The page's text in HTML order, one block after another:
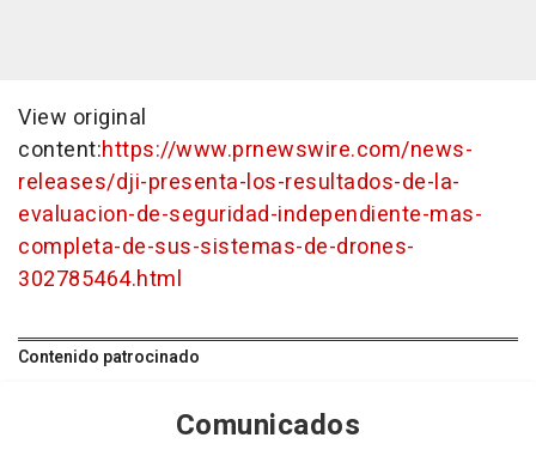
View original
content:https://www.prnewswire.com/news-
releases/dji-presenta-los-resultados-de-la-
evaluacion-de-seguridad-independiente-mas-
completa-de-sus-sistemas-de-drones-
302785464.html
Contenido patrocinado
Comunicados